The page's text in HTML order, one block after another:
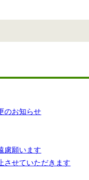
のお知らせ
慮願います
させていただきます